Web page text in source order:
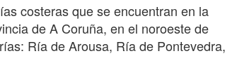
costeras que se encuentran en la
de A Coruña, en el noroeste de
Ría de Arousa, Ría de Pontevedra,